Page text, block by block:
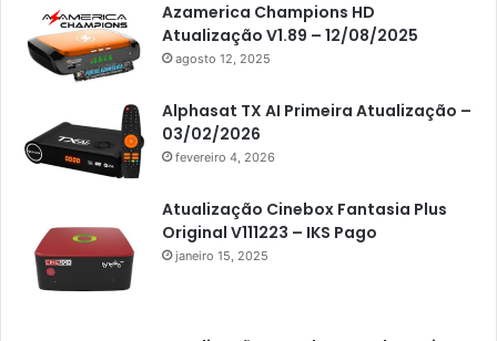
Americabox S305 Plus
Artcom
Athomics
Athomics Eon
Athomics i3
Athomics i3 Bold
Athomics Inspire Qi
Azamerica Champions HD
Atualização V1.89 – 12/08/2025
agosto 12, 2025
Alphasat TX AI Primeira Atualização –
03/02/2026
fevereiro 4, 2026
Atualização Cinebox Fantasia Plus
Original V111223 – IKS Pago
janeiro 15, 2025